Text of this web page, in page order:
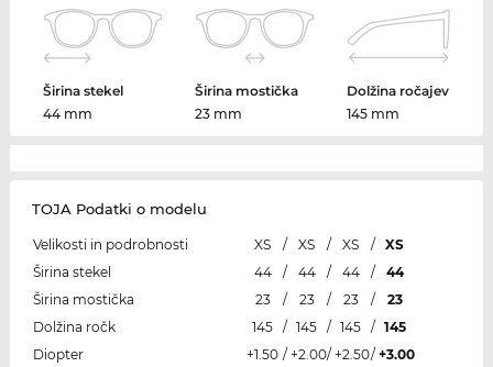
Širina stekel
44 mm
Širina mostička
23 mm
Dolžina ročajev
145 mm
TOJA Podatki o modelu
Velikosti in podrobnosti XS / XS / XS /
XS
Širina stekel
44 / 44 / 44 /
44
Širina mostička
23 / 23 / 23 /
23
Dolžina ročk
145 / 145 / 145 / 145
Diopter
+1.50 / +2.00/ +2.50/ +3.00